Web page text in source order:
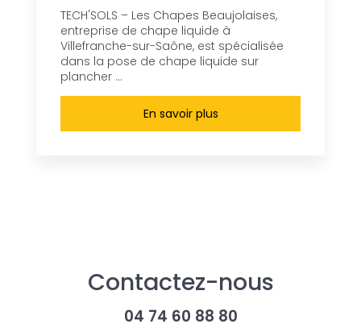
TECH'SOLS – Les Chapes Beaujolaises,
entreprise de chape liquide à
Villefranche-sur-Saône, est spécialisée
dans la pose de chape liquide sur
plancher ...
En savoir plus
Contactez-nous
04 74 60 88 80